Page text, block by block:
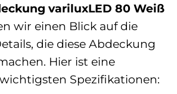
variluxLED 80 Weiß
wir einen Blick auf die
die diese Abdeckung
Hier ist eine
Spezifikationen: